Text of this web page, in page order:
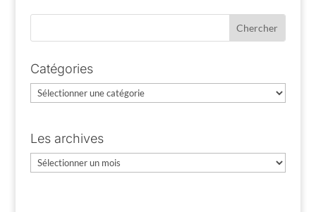
Catégories
Catégories
Les archives
Les